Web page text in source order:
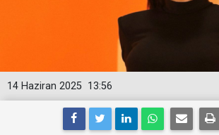
13:56
14 Haziran 2025